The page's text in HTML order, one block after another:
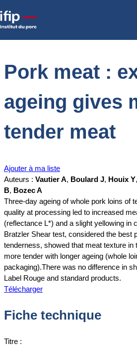
Accueil
Pork meat :
tender meat
Pork meat :
ageing gives
tender meat
Ajouter à ma liste
Auteurs : Vautier A, Boulard J, Houix Y,
B, Bozec A
Three-day ageing of whole pork loins of
quality at processing led to increased
(reflectance L*) and a slight yellowing in
Bratzler Shear test, considered the best
tenderness, showed that meat texture in
more tender with longer ageing (whole
packaging).There was no difference in
Label Rouge and standard products.
Télécharger
Fiche technique
Titre :